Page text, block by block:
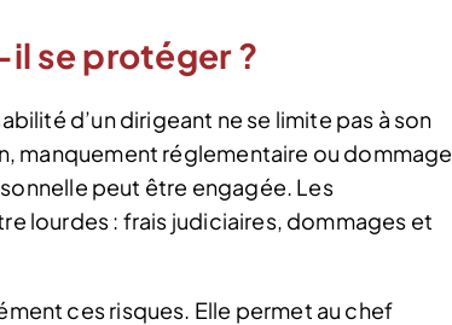
se protéger ?
d’un dirigeant ne se limite pas à son
manquement réglementaire ou dommage
peut être engagée. Les
lourdes : frais judiciaires, dommages et
ces risques. Elle permet au chef